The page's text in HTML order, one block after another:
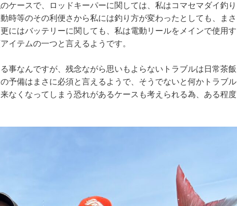
ケースで、ロッドキーパーに関しては、私はコマセマダイ釣り
時等のその利便さから私には釣り方が変わったとしても、まさ
にはバッテリーに関しても、私は電動リールをメインで使用す
イテムの一つと言えるようです。
事なんですが、残念ながら思いもよらないトラブルは日常茶飯
予備はまさに必須と言えるようで、そうでないと何かトラブル
なくなってしまう恐れがあるケースも考えられる為、ある程度